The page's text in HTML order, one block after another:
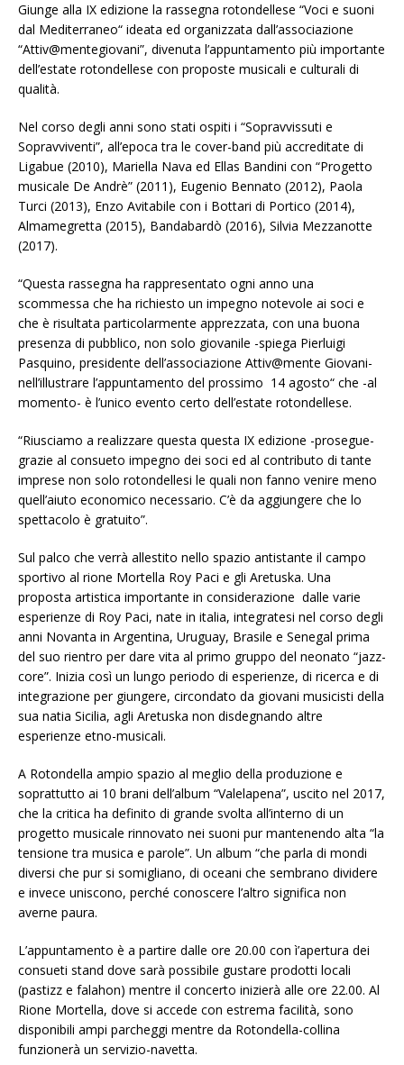
Giunge alla IX edizione la rassegna rotondellese “Voci e suoni
dal Mediterraneo“ ideata ed organizzata dall’associazione
“Attiv@mentegiovani”, divenuta l’appuntamento più importante
dell’estate rotondellese con proposte musicali e culturali di
qualità.
Nel corso degli anni sono stati ospiti i “Sopravvissuti e
Sopravviventi”, all’epoca tra le cover-band più accreditate di
Ligabue (2010), Mariella Nava ed Ellas Bandini con “Progetto
musicale De Andrè” (2011), Eugenio Bennato (2012), Paola
Turci (2013), Enzo Avitabile con i Bottari di Portico (2014),
Almamegretta (2015), Bandabardò (2016), Silvia Mezzanotte
(2017).
“Questa rassegna ha rappresentato ogni anno una
scommessa che ha richiesto un impegno notevole ai soci e
che è risultata particolarmente apprezzata, con una buona
presenza di pubblico, non solo giovanile -spiega Pierluigi
Pasquino, presidente dell’associazione Attiv@mente Giovani-
nell’illustrare l’appuntamento del prossimo 14 agosto“ che -al
momento- è l’unico evento certo dell’estate rotondellese.
“Riusciamo a realizzare questa questa IX edizione -prosegue-
grazie al consueto impegno dei soci ed al contributo di tante
imprese non solo rotondellesi le quali non fanno venire meno
quell’aiuto economico necessario. C’è da aggiungere che lo
spettacolo è gratuito”.
Sul palco che verrà allestito nello spazio antistante il campo
sportivo al rione Mortella Roy Paci e gli Aretuska. Una
proposta artistica importante in considerazione dalle varie
esperienze di Roy Paci, nate in italia, integratesi nel corso degli
anni Novanta in Argentina, Uruguay, Brasile e Senegal prima
del suo rientro per dare vita al primo gruppo del neonato “jazz-
core”. Inizia così un lungo periodo di esperienze, di ricerca e di
integrazione per giungere, circondato da giovani musicisti della
sua natia Sicilia, agli Aretuska non disdegnando altre
esperienze etno-musicali.
A Rotondella ampio spazio al meglio della produzione e
soprattutto ai 10 brani dell’album “Valelapena”, uscito nel 2017,
che la critica ha definito di grande svolta all’interno di un
progetto musicale rinnovato nei suoni pur mantenendo alta “la
tensione tra musica e parole”. Un album “che parla di mondi
diversi che pur si somigliano, di oceani che sembrano dividere
e invece uniscono, perché conoscere l’altro significa non
averne paura.
L’appuntamento è a partire dalle ore 20.00 con ì’apertura dei
consueti stand dove sarà possibile gustare prodotti locali
(pastizz e falahon) mentre il concerto inizierà alle ore 22.00. Al
Rione Mortella, dove si accede con estrema facilità, sono
disponibili ampi parcheggi mentre da Rotondella-collina
funzionerà un servizio-navetta.